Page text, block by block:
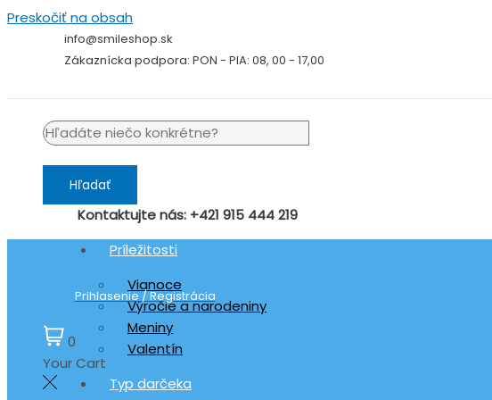
Preskočiť na obsah
info@smileshop.sk
Zákaznícka podpora: PON - PIA: 08, 00 - 17,00
Hľadať
Kontaktujte nás: +421 915 444 219
Príležitosti
Vianoce
Výročie a narodeniny
Meniny
Valentín
Typ darčeka
Prihlasenie / Registrácia
0
Your Cart